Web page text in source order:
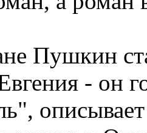
Пушкин
- он